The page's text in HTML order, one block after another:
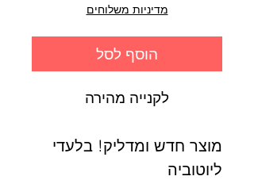
מדיניות משלוחים
הוסף לסל
לקנייה מהירה
מוצר חדש ומדליק! בלעדי
ליוטוביה